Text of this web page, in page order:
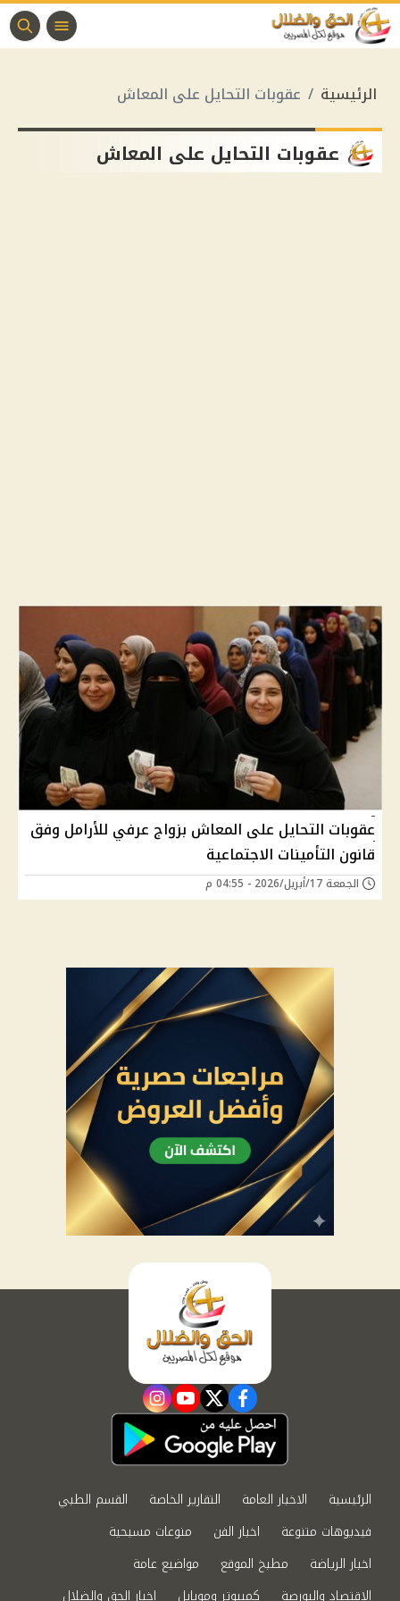
الرئيسية عقوبات التحايل على المعاش
عقوبات التحايل على المعاش
عقوبات التحايل على المعاش بزواج عرفي للأرامل وفق
قانون التأمينات الاجتماعية
الجمعة 17/أبريل/2026 - 04:55 م
facebook
twitter
youtube
instagram
الرئيسية الاخبار العامة التقارير الخاصة
القسم الطبي
فيديوهات متنوعة
اخبار الفن
منوعات مسيحية
اخبار الرياضة
مطبخ الموقع
مواضيع عامة
الاقتصاد والبورصة
كمبيوتر وموبايل اخبار الحق والضلال